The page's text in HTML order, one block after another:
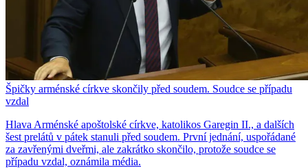
Špičky arménské církve skončily před soudem. Soudce se případu
vzdal
Hlava Arménské apoštolské církve, katolikos Garegin II., a dalších
šest prelátů v pátek stanuli před soudem. První jednání, uspořádané
za zavřenými dveřmi, ale zakrátko skončilo, protože soudce se
případu vzdal, oznámila média.